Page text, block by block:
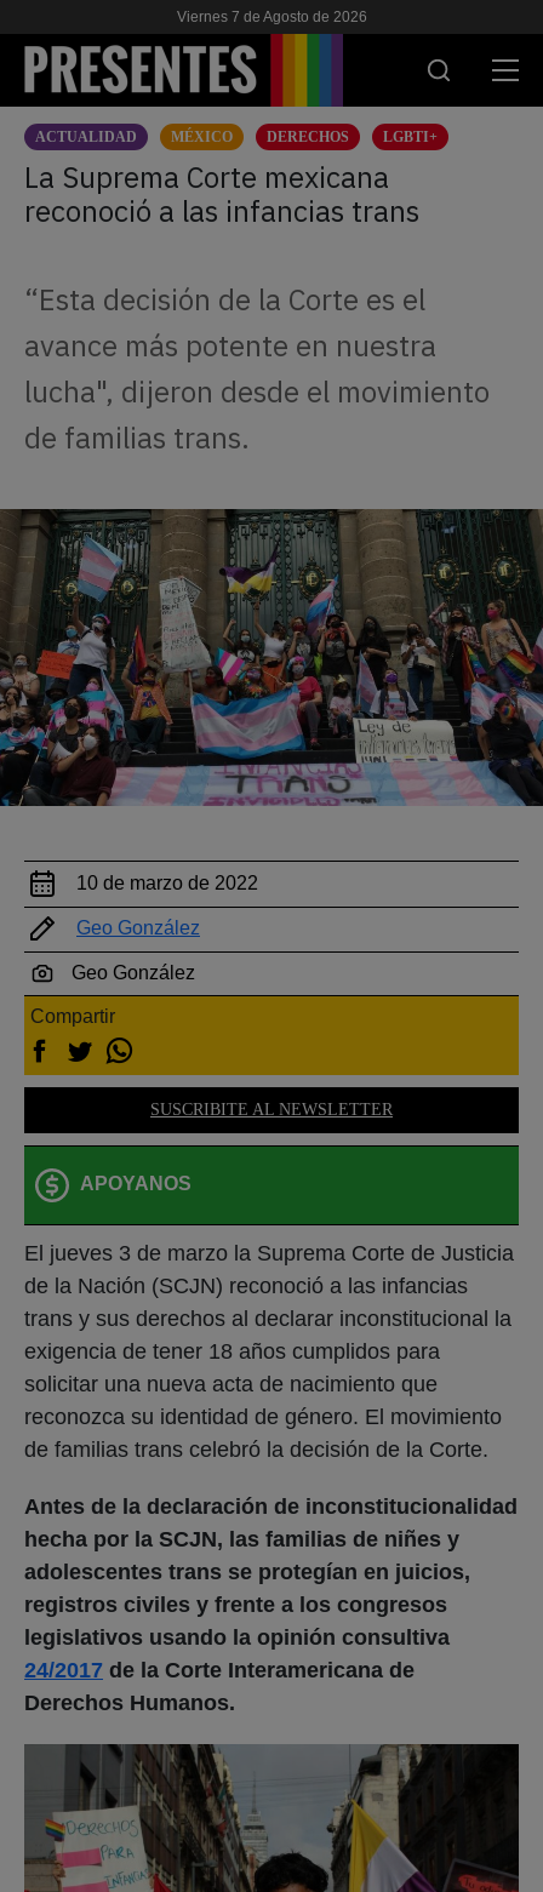
Viernes 7 de Agosto de 2026
ACTUALIDAD
INVESTIGACIONES
ESCUELA
APOYANOS
ES EN
ACTUALIDAD MÉXICO DERECHOS LGBTI+
La Suprema Corte mexicana
reconoció a las infancias trans
“Esta decisión de la Corte es el
avance más potente en nuestra
lucha", dijeron desde el movimiento
de familias trans.
10 de marzo de 2022
Geo González
Geo González
Compartir
SUSCRIBITE AL NEWSLETTER
APOYANOS
El jueves 3 de marzo la Suprema Corte de Justicia
de la Nación (SCJN) reconoció a las infancias
trans y sus derechos al declarar inconstitucional la
exigencia de tener 18 años cumplidos para
solicitar una nueva acta de nacimiento que
reconozca su identidad de género. El movimiento
de familias trans celebró la decisión de la Corte.
Antes de la declaración de inconstitucionalidad
hecha por la SCJN, las familias de niñes y
adolescentes trans se protegían en juicios,
registros civiles y frente a los congresos
legislativos usando la opinión consultiva
24/2017 de la Corte Interamericana de
Derechos Humanos.